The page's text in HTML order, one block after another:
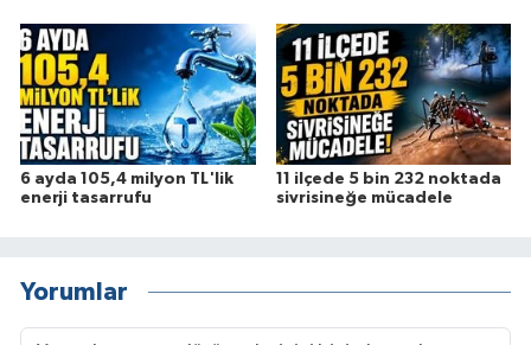
6 ayda 105,4 milyon TL'lik
enerji tasarrufu
11 ilçede 5 bin 232 noktada
sivrisineğe mücadele
Yorumlar